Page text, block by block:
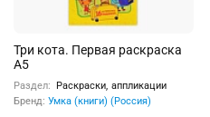
Три кота. Первая раскраска
А5
Раздел:
Раскраски, аппликации
Бренд: Умка (книги) (Россия)